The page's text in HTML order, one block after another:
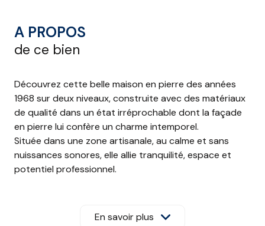
A PROPOS
de ce bien
Découvrez cette belle maison en pierre des années
1968 sur deux niveaux, construite avec des matériaux
de qualité dans un état irréprochable dont la façade
en pierre lui confère un charme intemporel.
Située dans une zone artisanale, au calme et sans
nuissances sonores, elle allie tranquilité, espace et
potentiel professionnel.
En savoir plus